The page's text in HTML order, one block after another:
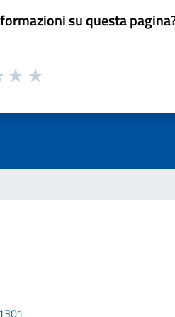
su questa